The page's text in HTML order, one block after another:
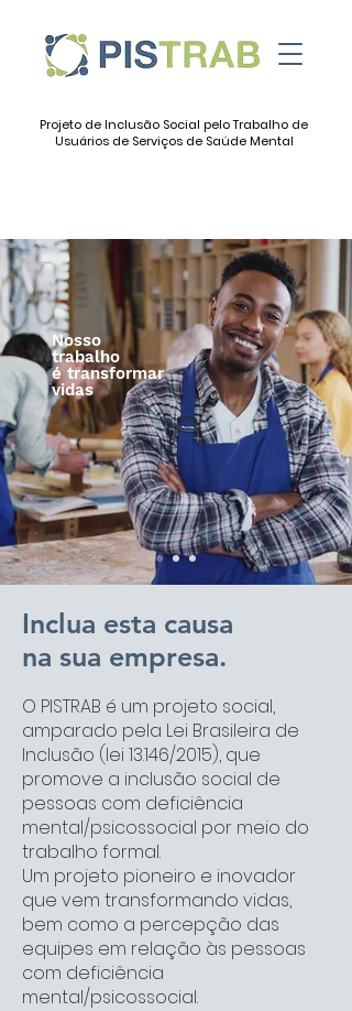
Projeto de Inclusão Social pelo Trabalho de
Usuários de Serviços de Saúde Mental
Nosso
trabalho
é transformar
vidas
Inclua esta causa
na sua empresa.
O PISTRAB é um projeto social,
amparado pela Lei Brasileira de
Inclusão (lei 13.146/2015), que
promove a inclusão social de
pessoas com deficiência
mental/psicossocial por meio do
trabalho formal.
Um projeto pioneiro e inovador
que vem transformando vidas,
bem como a percepção das
equipes em relação às pessoas
com deficiência
mental/psicossocial.